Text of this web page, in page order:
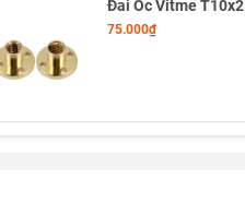
Đai Ốc Vitme T10x2
75.000₫